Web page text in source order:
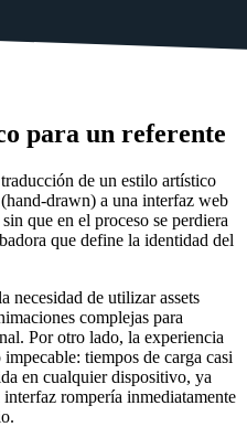
para un referente
de un estilo artístico
drawn) a una interfaz web
que en el proceso se perdiera
que define la identidad del
necesidad de utilizar assets
complejas para
Por otro lado, la experiencia
tiempos de carga casi
en cualquier dispositivo, ya
rompería inmediatamente